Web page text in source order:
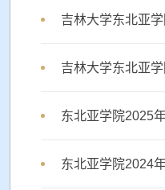
吉林大学东北亚
吉林大学东北亚
东北亚学院2025
东北亚学院2024